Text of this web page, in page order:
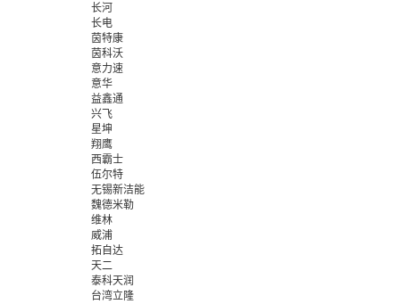
长河
长电
茵特康
茵科沃
意力速
意华
益鑫通
兴飞
星坤
翔鹰
西霸士
伍尔特
无锡新洁能
魏德米勒
维林
威浦
拓自达
天二
泰科天润
台湾立隆